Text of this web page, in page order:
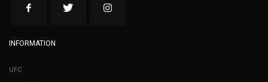
INFORMATION
UFC